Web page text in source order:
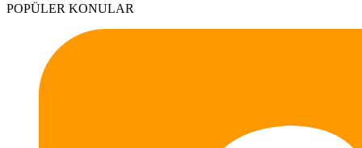
POPÜLER KONULAR